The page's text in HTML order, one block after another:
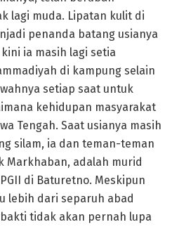
lagi muda. Lipatan kulit di
penanda batang usianya
ia masih lagi setia
di kampung selain
setiap saat untuk
kehidupan masyarakat
Tengah. Saat usianya masih
silam, ia dan teman-teman
Markhaban, adalah murid
di Baturetno. Meskipun
lebih dari separuh abad
tidak akan pernah lupa